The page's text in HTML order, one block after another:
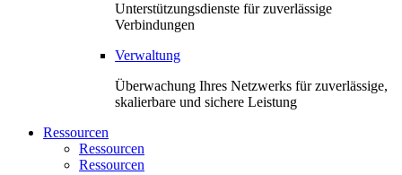
Unterstützungsdienste für zuverlässige
Verbindungen
Verwaltung
Überwachung Ihres Netzwerks für zuverlässige,
skalierbare und sichere Leistung
Ressourcen
Ressourcen
Ressourcen